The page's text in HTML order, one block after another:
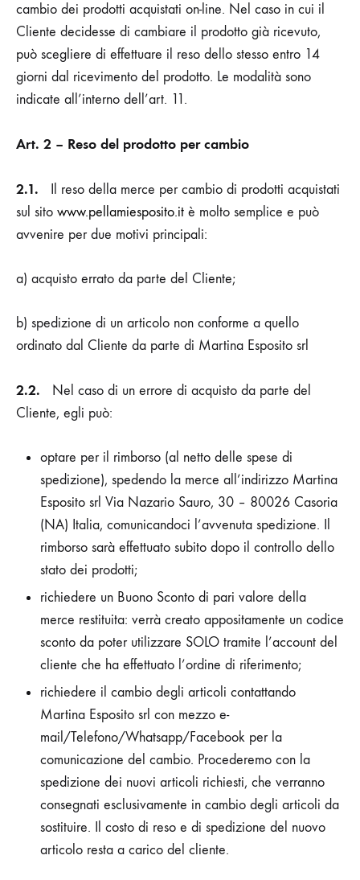
cambio dei prodotti acquistati on-line. Nel caso in cui il
Cliente decidesse di cambiare il prodotto già ricevuto,
può scegliere di effettuare il reso dello stesso entro 14
giorni dal ricevimento del prodotto. Le modalità sono
indicate all’interno dell’art. 11.
Art. 2 – Reso del prodotto per cambio
2.1.
Il reso della merce per cambio di prodotti acquistati
sul sito www.pellamiesposito.it è molto semplice e può
avvenire per due motivi principali:
a) acquisto errato da parte del Cliente;
b) spedizione di un articolo non conforme a quello
ordinato dal Cliente da parte di Martina Esposito srl
2.2.
Nel caso di un errore di acquisto da parte del
Cliente, egli può:
optare per il rimborso (al netto delle spese di
spedizione), spedendo la merce all’indirizzo Martina
Esposito srl Via Nazario Sauro, 30 – 80026 Casoria
(NA) Italia, comunicandoci l’avvenuta spedizione. Il
rimborso sarà effettuato subito dopo il controllo dello
stato dei prodotti;
richiedere un Buono Sconto di pari valore della
merce restituita: verrà creato appositamente un codice
sconto da poter utilizzare SOLO tramite l’account del
cliente che ha effettuato l’ordine di riferimento;
richiedere il cambio degli articoli contattando
Martina Esposito srl con mezzo e-
mail/Telefono/Whatsapp/Facebook per la
comunicazione del cambio. Procederemo con la
spedizione dei nuovi articoli richiesti, che verranno
consegnati esclusivamente in cambio degli articoli da
sostituire. Il costo di reso e di spedizione del nuovo
articolo resta a carico del cliente.